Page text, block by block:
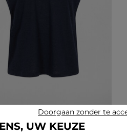
UW KEUZE
Doorgaan zonder te